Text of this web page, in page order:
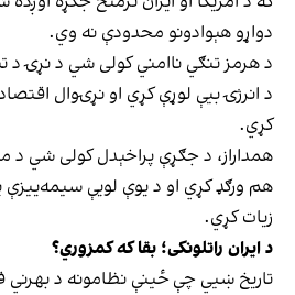
دواړو هېوادونو محدودې نه وي.
د هرمز تنګي ناامني کولی شي د نړۍ د
د انرژۍ بیې لوړې کړي او نړۍوال
کړي.
همداراز، د جګړې پراخېدل کولی شي د
هم ورګډ کړي او د یوې لویې
زیات کړي.
د ایران راتلونکی؛ بقا که کمزوري؟
تاریخ ښيي چې ځینې نظامونه د بهرني